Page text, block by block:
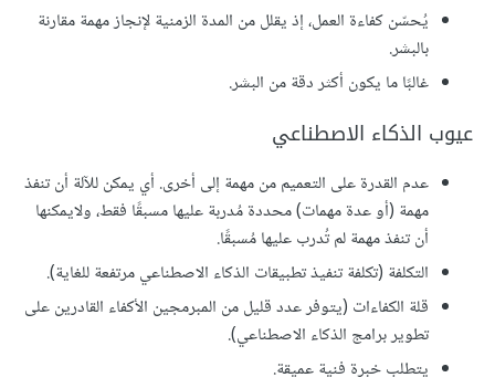
يُحسّن كفاءة العمل، إذ يقلل من المدة الزمنية لإنجاز مهمة مقارنة
بالبشر.
غالبًا ما يكون أكثر دقة من البشر.
عيوب الذكاء الاصطناعي
عدم القدرة على التعميم من مهمة إلى أخرى. أي يمكن للآلة أن تنفذ
مهمة (أو عدة مهمات) محددة مُدربة عليها مسبقًا فقط، ولايمكنها
أن تنفذ مهمة لم تُدرب عليها مُسبقًا.
التكلفة (تكلفة تنفيذ تطبيقات الذكاء الاصطناعي مرتفعة للغاية).
قلة الكفاءات (يتوفر عدد قليل من المبرمجين الأكفاء القادرين على
تطوير برامج الذكاء الاصطناعي).
يتطلب خبرة فنية عميقة.